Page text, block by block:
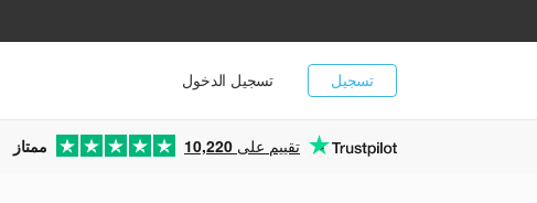
تسجيل تسجيل الدخول
ممتاز 10,220 تقييم على